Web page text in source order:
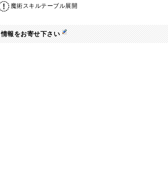
魔術スキルテーブル展開
情報をお寄せ下さい